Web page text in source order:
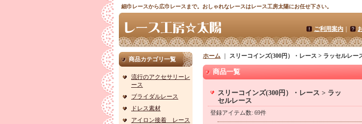
細巾レースから広巾レースまで。おしゃれなレースはレース工房太陽にお任せ下さい。
ご利用案内
商品カテゴリ一覧
流行のアクセサリーレ
ース
ブライダルレース
ドレス素材
アイロン接着 レース
ホーム スリーコインズ(300円）・レース > ラッセルレー
商品一覧
スリーコインズ(300円）・レース > ラッ
セルレース
登録アイテム数: 69件